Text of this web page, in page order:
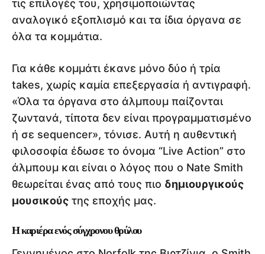
τις επιλογές του, χρησιμοποιώντας
αναλογικό εξοπλισμό και τα ίδια όργανα σε
όλα τα κομμάτια.
Για κάθε κομμάτι έκανε μόνο δύο ή τρία
takes, χωρίς καμία επεξεργασία ή αντιγραφή.
«Όλα τα όργανα στο άλμπουμ παίζονται
ζωντανά, τίποτα δεν είναι προγραμματισμένο
ή σε sequencer», τόνισε. Αυτή η αυθεντική
φιλοσοφία έδωσε το όνομα “Live Action” στο
άλμπουμ και είναι ο λόγος που ο Nate Smith
θεωρείται ένας από τους πιο δημιουργικούς
μουσικούς της εποχής μας.
Η καριέρα ενός σύγχρονου θρύλου